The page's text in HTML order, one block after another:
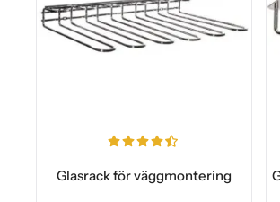
Glasrack för väggmontering